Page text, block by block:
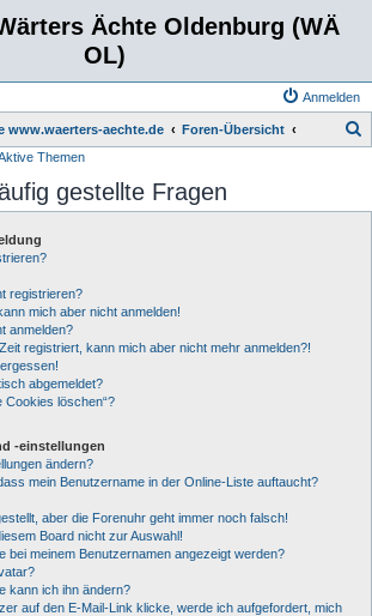
Ächte Oldenburg (WÄ
OL)
Anmelden
www.waerters-aechte.de Foren-Übersicht
h
Themen
gestellte Fragen
registrieren?
mich aber nicht anmelden!
anmelden?
registriert, kann mich aber nicht mehr anmelden?!
abgemeldet?
Cookies löschen“?
-einstellungen
ändern?
mein Benutzername in der Online-Liste auftaucht?
aber die Forenuhr geht immer noch falsch!
Board nicht zur Auswahl!
bei meinem Benutzernamen angezeigt werden?
kann ich ihn ändern?
auf den E-Mail-Link klicke, werde ich aufgefordert, mich